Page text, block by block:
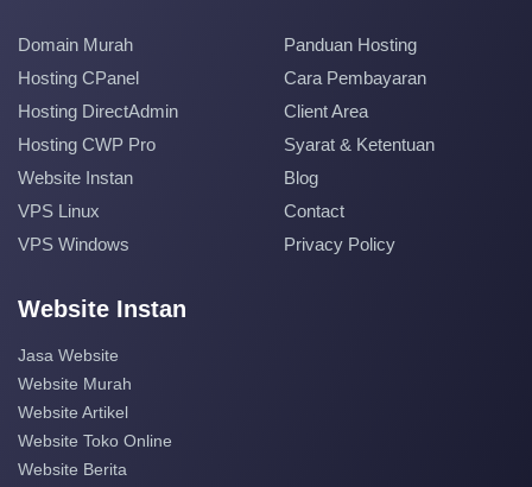
Domain Murah
Hosting CPanel
Hosting DirectAdmin
Hosting CWP Pro
Website Instan
VPS Linux
VPS Windows
Panduan Hosting
Cara Pembayaran
Client Area
Syarat & Ketentuan
Blog
Contact
Privacy Policy
Website Instan
Jasa Website
Website Murah
Website Artikel
Website Toko Online
Website Berita